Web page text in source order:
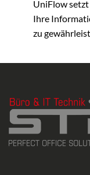
UniFlow
Ihre
zu